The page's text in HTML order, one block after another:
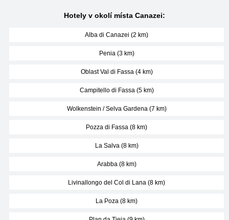
Hotely v okolí místa Canazei:
Alba di Canazei (2 km)
Penia (3 km)
Oblast Val di Fassa (4 km)
Campitello di Fassa (5 km)
Wolkenstein / Selva Gardena (7 km)
Pozza di Fassa (8 km)
La Salva (8 km)
Arabba (8 km)
Livinallongo del Col di Lana (8 km)
La Poza (8 km)